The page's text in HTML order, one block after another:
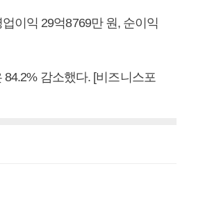
이익 29억8769만 원, 순이익
감소했다. [비즈니스포